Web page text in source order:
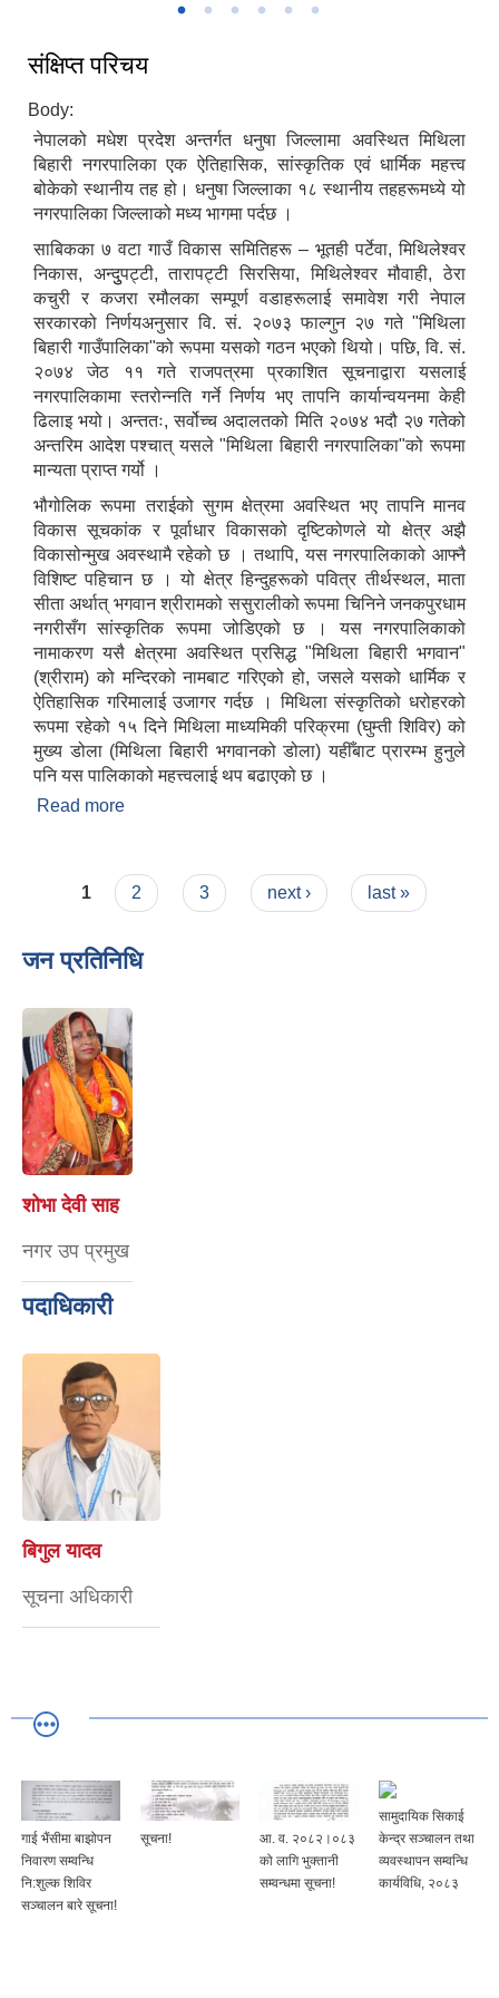
संक्षिप्त परिचय
Body:
नेपालको मधेश प्रदेश अन्तर्गत धनुषा जिल्लामा अवस्थित मिथिला
बिहारी नगरपालिका एक ऐतिहासिक, सांस्कृतिक एवं धार्मिक महत्त्व
बोकेको स्थानीय तह हो। धनुषा जिल्लाका १८ स्थानीय तहहरूमध्ये यो
नगरपालिका जिल्लाको मध्य भागमा पर्दछ ।
साबिकका ७ वटा गाउँ विकास समितिहरू – भूतही पर्टेवा, मिथिलेश्वर
निकास, अन्दुुपट्टी, तारापट्टी सिरसिया, मिथिलेश्वर मौवाही, ठेरा
कचुरी र कजरा रमौलका सम्पूर्ण वडाहरूलाई समावेश गरी नेपाल
सरकारको निर्णयअनुसार वि. सं. २०७३ फाल्गुन २७ गते "मिथिला
बिहारी गाउँपालिका"को रूपमा यसको गठन भएको थियो। पछि, वि. सं.
२०७४ जेठ ११ गते राजपत्रमा प्रकाशित सूचनाद्वारा यसलाई
नगरपालिकामा स्तरोन्नति गर्ने निर्णय भए तापनि कार्यान्वयनमा केही
ढिलाइ भयो। अन्ततः, सर्वोच्च अदालतको मिति २०७४ भदौ २७ गतेको
अन्तरिम आदेश पश्चात् यसले "मिथिला बिहारी नगरपालिका"को रूपमा
मान्यता प्राप्त गर्यो ।
भौगोलिक रूपमा तराईको सुगम क्षेत्रमा अवस्थित भए तापनि मानव
विकास सूचकांक र पूर्वाधार विकासको दृष्टिकोणले यो क्षेत्र अझै
विकासोन्मुख अवस्थामै रहेको छ । तथापि, यस नगरपालिकाको आफ्नै
विशिष्ट पहिचान छ । यो क्षेत्र हिन्दुहरूको पवित्र तीर्थस्थल, माता
सीता अर्थात् भगवान श्रीरामको ससुरालीको रूपमा चिनिने जनकपुरधाम
नगरीसँग सांस्कृतिक रूपमा जोडिएको छ । यस नगरपालिकाको
नामाकरण यसै क्षेत्रमा अवस्थित प्रसिद्ध "मिथिला बिहारी भगवान"
(श्रीराम) को मन्दिरको नामबाट गरिएको हो, जसले यसको धार्मिक र
ऐतिहासिक गरिमालाई उजागर गर्दछ । मिथिला संस्कृतिको धरोहरको
रूपमा रहेको १५ दिने मिथिला माध्यमिकी परिक्रमा (घुम्ती शिविर) को
मुख्य डोला (मिथिला बिहारी भगवानको डोला) यहीँबाट प्रारम्भ हुनुले
पनि यस पालिकाको महत्त्वलाई थप बढाएको छ ।
Read more
Pages
1 2 3 next › last »
जन प्रतिनिधि
शोभा देवी साह
नगर उप प्रमुख
पदाधिकारी
बिगुल यादव
सूचना अधिकारी
गाई भैंसीमा बाझोपन
निवारण सम्वन्धि
नि:शुल्क शिविर
सञ्चालन बारे सूचना!
सूचना!
आ. व. २०८२।०८३
को लागि भुक्तानी
सम्वन्धमा सूचना!
सामुदायिक सिकाई
केन्द्र सञ्चालन तथा
व्यवस्थापन सम्वन्धि
कार्यविधि, २०८३